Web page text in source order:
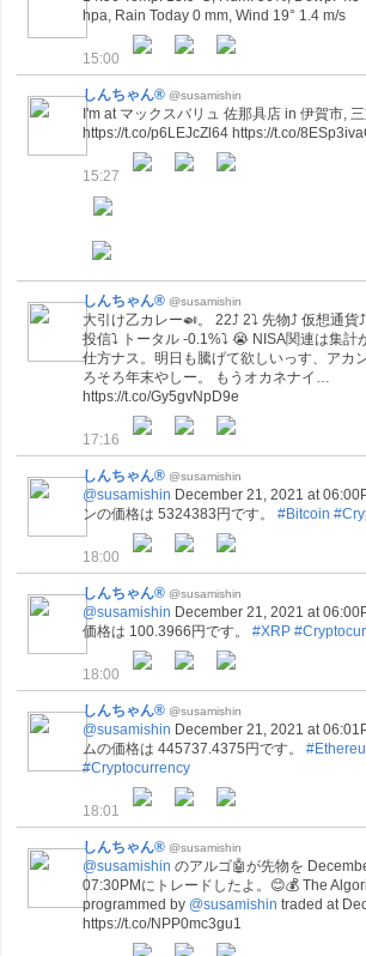
hpa, Rain Today 0 mm, Wind 19° 1.4 m/s
15:00
しんちゃん® @susamishin
I'm at マックスバリュ 佐那具店 in 伊賀市,
https://t.co/p6LEJcZl64 https://t.co/
15:27
しんちゃん® @susamishin
大引け乙カレー🍛。 22⤴ 2⤵ 先物⤴ 仮想通貨
投信⤵ トータル -0.1%⤵ 😭 NISA関連は集計
仕方ナス。明日も騰げて欲しいっす、アカ
ろそろ年末やしー。 もうオカネナイ…
https://t.co/Gy5gvNpD9e
17:16
しんちゃん® @susamishin
@susamishin December 21, 2021 at
ンの価格は 5324383円です。 #Bitcoin
18:00
しんちゃん® @susamishin
@susamishin December 21, 2021 at
価格は 100.3966円です。 #XRP
18:00
しんちゃん® @susamishin
@susamishin December 21, 2021 at
ムの価格は 445737.4375円です。
#Cryptocurrency
18:01
しんちゃん® @susamishin
@susamishin のアルゴ🤖が先物を
07:30PMにトレードしたよ。😊💰 The
programmed by @susamishin traded at
https://t.co/NPP0mc3gu1